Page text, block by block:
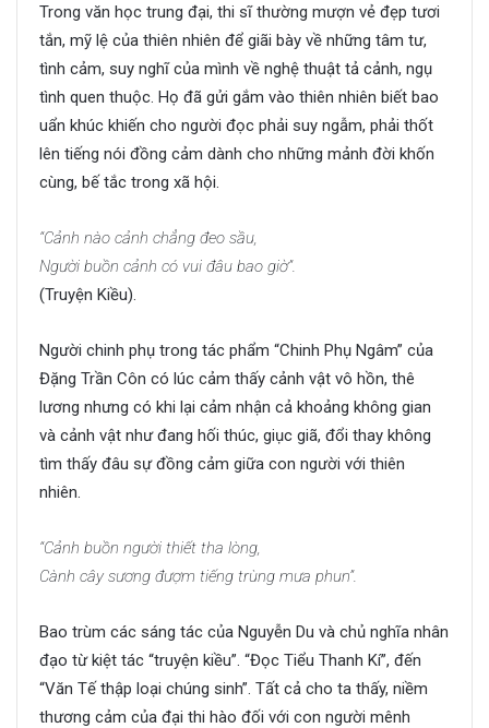
Trong văn học trung đại, thi sĩ thường mượn vẻ đẹp tươi
tắn, mỹ lệ của thiên nhiên để giãi bày về những tâm tư,
tình cảm, suy nghĩ của mình về nghệ thuật tả cảnh, ngụ
tình quen thuộc. Họ đã gửi gắm vào thiên nhiên biết bao
uẩn khúc khiến cho người đọc phải suy ngẫm, phải thốt
lên tiếng nói đồng cảm dành cho những mảnh đời khốn
cùng, bế tắc trong xã hội.
“Cảnh nào cảnh chẳng đeo sầu,
Người buồn cảnh có vui đâu bao giờ”.
(Truyện Kiều).
Người chinh phụ trong tác phẩm “Chinh Phụ Ngâm” của
Đặng Trần Côn có lúc cảm thấy cảnh vật vô hồn, thê
lương nhưng có khi lại cảm nhận cả khoảng không gian
và cảnh vật như đang hối thúc, giục giã, đổi thay không
tìm thấy đâu sự đồng cảm giữa con người với thiên
nhiên.
“Cảnh buồn người thiết tha lòng,
Cành cây sương đượm tiếng trùng mưa phun”.
Bao trùm các sáng tác của Nguyễn Du và chủ nghĩa nhân
đạo từ kiệt tác “truyện kiều”. “Đọc Tiểu Thanh Kí”, đến
“Văn Tế thập loại chúng sinh”. Tất cả cho ta thấy, niềm
thương cảm của đại thi hào đối với con người mênh